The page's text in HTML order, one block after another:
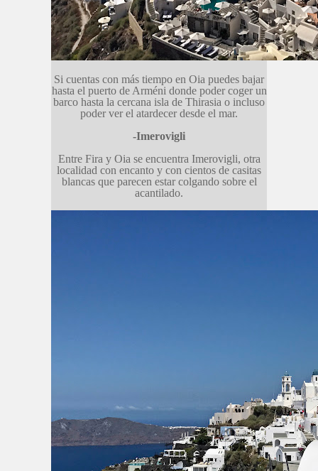
Si cuentas con más tiempo en Oia puedes bajar
hasta el puerto de Arméni donde poder coger un
barco hasta la cercana isla de Thirasia o incluso
poder ver el atardecer desde el mar.
-Imerovigli
Entre Fira y Oia se encuentra Imerovigli, otra
localidad con encanto y con cientos de casitas
blancas que parecen estar colgando sobre el
acantilado.